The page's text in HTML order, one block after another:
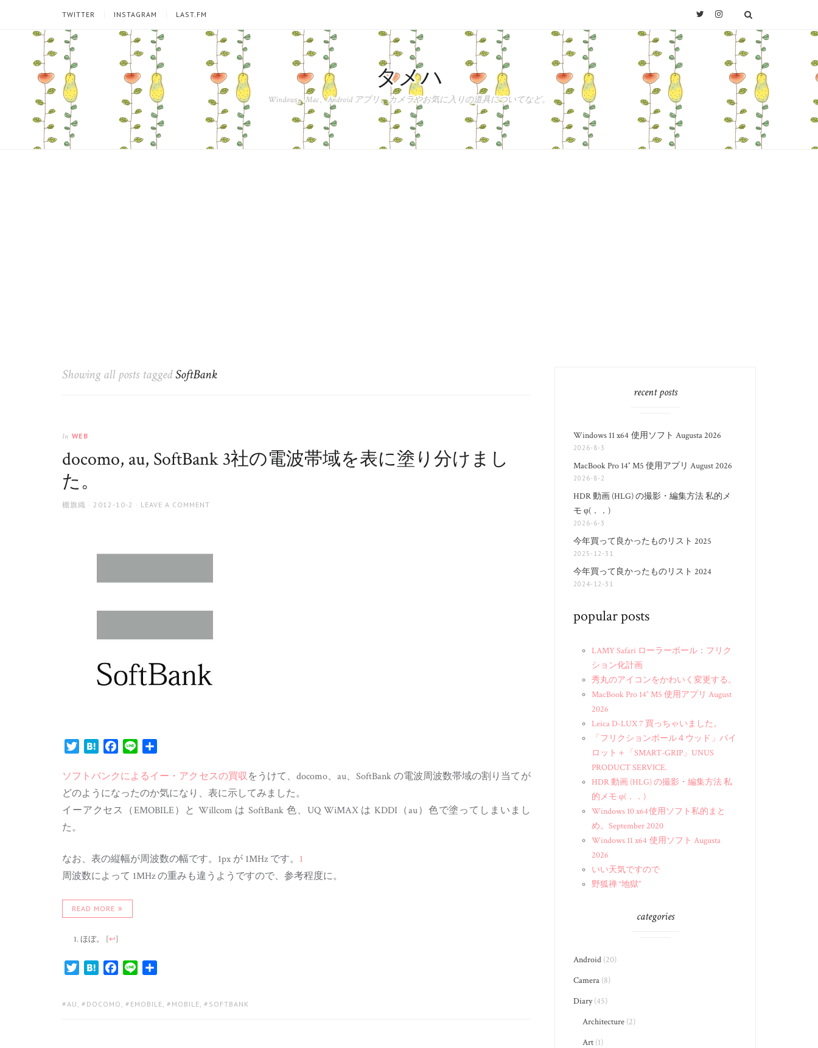
TWITTER INSTAGRAM LAST.FM TwitterInstagram
タメハ
Windows、Mac、Android アプリ、カメラやお気に入りの道具についてなど。
Showing all posts taggedSoftBank
In WEB
docomo, au, SoftBank 3社の電波帯域を表に塗り分けまし
た。
AUTHOR
棚旗織
POSTED
2012-10-2 LEAVE A COMMENT
TwitterHatenaFacebook
Line
ソフトバンクによるイー・アクセスの買収をうけて、docomo、au、SoftBank の電波周波数帯域の割り当てが
どのようになったのか気になり、表に示してみました。
イーアクセス（EMOBILE）と Willcom は SoftBank 色、UQ WiMAX は KDDI（au）色で塗ってしまいまし
た。
なお、表の縦幅が周波数の幅です。1px が 1MHz です。 1
周波数によって 1MHz の重みも違うようですので、参考程度に。
READ MORE
ほぼ。 [↩]
TwitterHatenaFacebook
Line
TAGS:
AU DOCOMO EMOBILE MOBILE SOFTBANK
recent posts
Windows 11 x64 使用ソフト Augusta 2026
2026-8-3
MacBook Pro 14″ M5 使用アプリ August 2026
2026-8-2
HDR 動画 (HLG) の撮影・編集方法 私的メ
モ φ(．．)
2026-6-3
今年買って良かったものリスト 2025
2025-12-31
今年買って良かったものリスト 2024
2024-12-31
popular posts
LAMY Safari ローラーボール：フリク
ション化計画
秀丸のアイコンをかわいく変更する。
MacBook Pro 14″ M5 使用アプリ August
2026
Leica D-LUX 7 買っちゃいました。
「フリクションボール４ウッド」パイ
ロット＋「SMART-GRIP」UNUS
PRODUCT SERVICE.
HDR 動画 (HLG) の撮影・編集方法 私
的メモ φ(．．)
Windows 10 x64 使用ソフト私的まと
め。September 2020
Windows 11 x64 使用ソフト Augusta
2026
いい天気ですので
野狐禅 “地獄”
categories
Android (20)
Camera (8)
Diary(45)
Architecture (2)
Art (1)